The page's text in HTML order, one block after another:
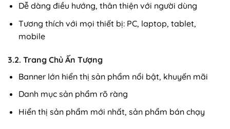
Dễ dàng điều hướng, thân thiện với người dùng
Tương thích với mọi thiết bị: PC, laptop, tablet,
mobile
3.2. Trang Chủ Ấn Tượng
Banner lớn hiển thị sản phẩm nổi bật, khuyến mãi
Danh mục sản phẩm rõ ràng
Hiển thị sản phẩm mới nhất, sản phẩm bán chạy